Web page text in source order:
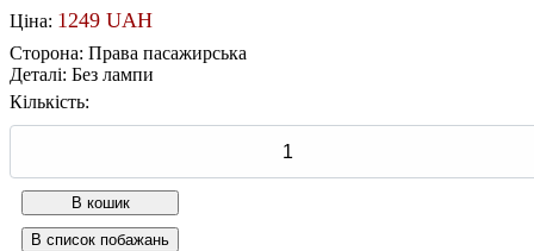
Ціна: 1249 UAH
Сторона: Права пасажирська
Деталі: Без лампи
Кількість: